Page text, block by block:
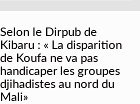
Selon le Dirpub de
Kibaru : « La disparition
de Koufa ne va pas
handicaper les groupes
djihadistes au nord du
Mali»